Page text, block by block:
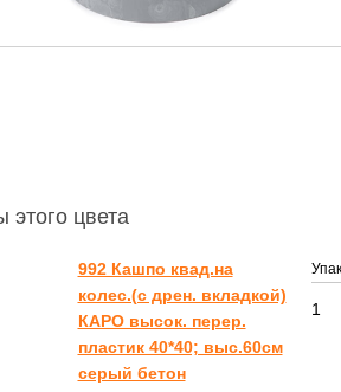
этого цвета
992 Кашпо квад.на
колес.(с дрен. вкладкой)
КАРО высок. перер.
пластик 40*40; выс.60см
серый бетон
1